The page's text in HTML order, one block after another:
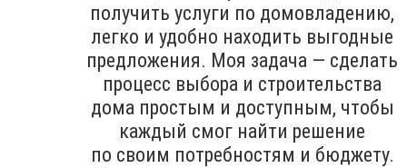
получить услуги по домовладению,
легко и удобно находить выгодные
предложения. Моя задача — сделать
процесс выбора и строительства
дома простым и доступным, чтобы
каждый смог найти решение
по своим потребностям и бюджету.